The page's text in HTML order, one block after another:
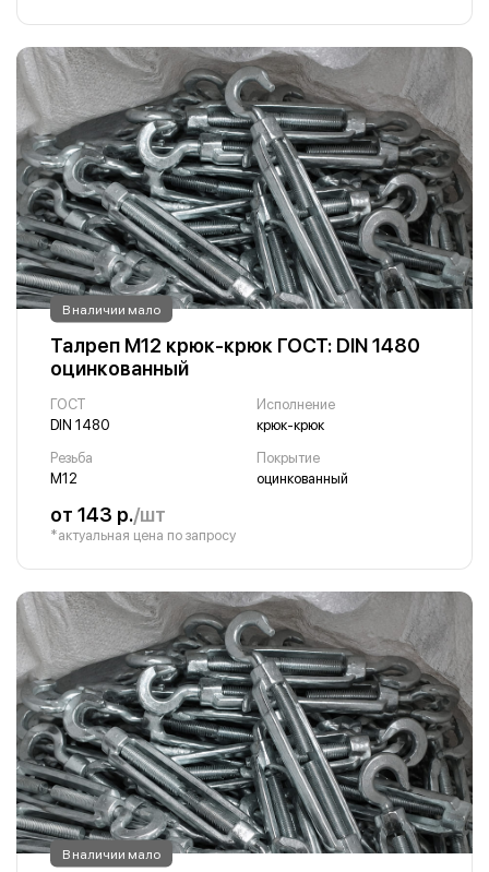
В наличии мало
Талреп М12 крюк-крюк ГОСТ: DIN 1480
оцинкованный
ГОСТ
DIN 1480
Исполнение
крюк-крюк
Резьба
М12
Покрытие
оцинкованный
от 143 р./шт
*актуальная цена по запросу
В наличии мало